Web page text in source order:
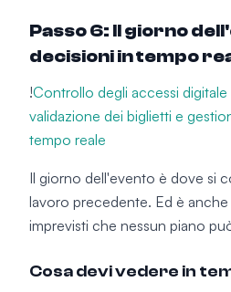
Passo 6: Il giorno
decisioni in tempo
!Controllo degli accessi
validazione dei biglietti e
tempo reale
Il giorno dell'evento è dove si
lavoro precedente. Ed è
imprevisti che nessun piano
Cosa devi vedere in